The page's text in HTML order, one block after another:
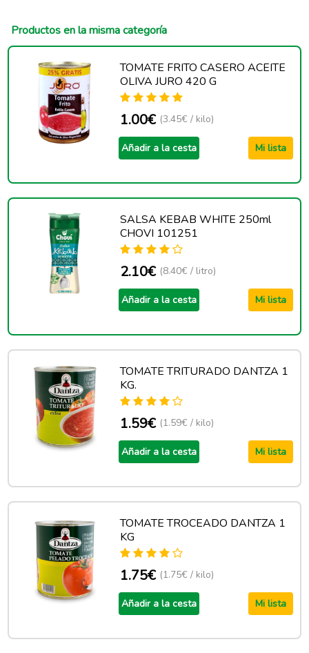
Productos en la misma categoría
TOMATE FRITO CASERO ACEITE
OLIVA JURO 420 G
1.00€ (3.45€ / kilo)
Añadir a la cesta Mi lista
SALSA KEBAB WHITE 250ml
CHOVI 101251
2.10€ (8.40€ / litro)
Añadir a la cesta Mi lista
TOMATE TRITURADO DANTZA 1
KG.
1.59€ (1.59€ / kilo)
Añadir a la cesta Mi lista
TOMATE TROCEADO DANTZA 1
KG
1.75€ (1.75€ / kilo)
Añadir a la cesta Mi lista